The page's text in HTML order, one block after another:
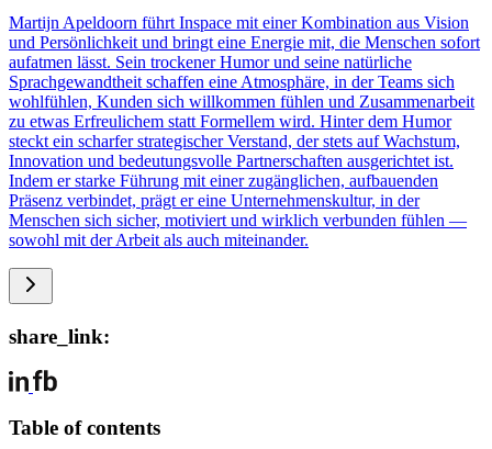
Martijn Apeldoorn führt Inspace mit einer Kombination aus Vision
und Persönlichkeit und bringt eine Energie mit, die Menschen sofort
aufatmen lässt. Sein trockener Humor und seine natürliche
Sprachgewandtheit schaffen eine Atmosphäre, in der Teams sich
wohlfühlen, Kunden sich willkommen fühlen und Zusammenarbeit
zu etwas Erfreulichem statt Formellem wird. Hinter dem Humor
steckt ein scharfer strategischer Verstand, der stets auf Wachstum,
Innovation und bedeutungsvolle Partnerschaften ausgerichtet ist.
Indem er starke Führung mit einer zugänglichen, aufbauenden
Präsenz verbindet, prägt er eine Unternehmenskultur, in der
Menschen sich sicher, motiviert und wirklich verbunden fühlen —
sowohl mit der Arbeit als auch miteinander.
share_link:
Table of contents